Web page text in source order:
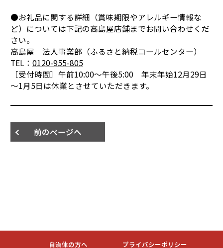
●お礼品に関する詳細（賞味期限やアレルギー情報な
ど）については下記の高島屋店舗までお問い合わせくだ
さい。
高島屋 法人事業部（ふるさと納税コールセンター）
TEL： 0120-955-805
［受付時間］午前10:00～午後5:00 年末年始12月29日
～1月5日は休業とさせていただきます。
前のページへ
自治体の方へ
プライバシーポリシー